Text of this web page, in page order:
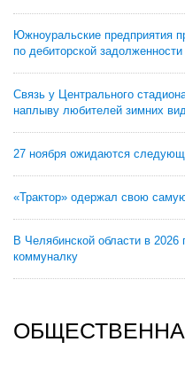
Южноуральские предприятия
по дебиторской задолженности
Связь у Центрального
наплыву любителей зимних
27 ноября ожидаются
«Трактор» одержал свою
В Челябинской области в
коммуналку